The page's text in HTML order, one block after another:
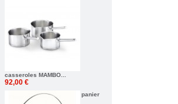
casseroles MAMBO...
92,00 €
panier